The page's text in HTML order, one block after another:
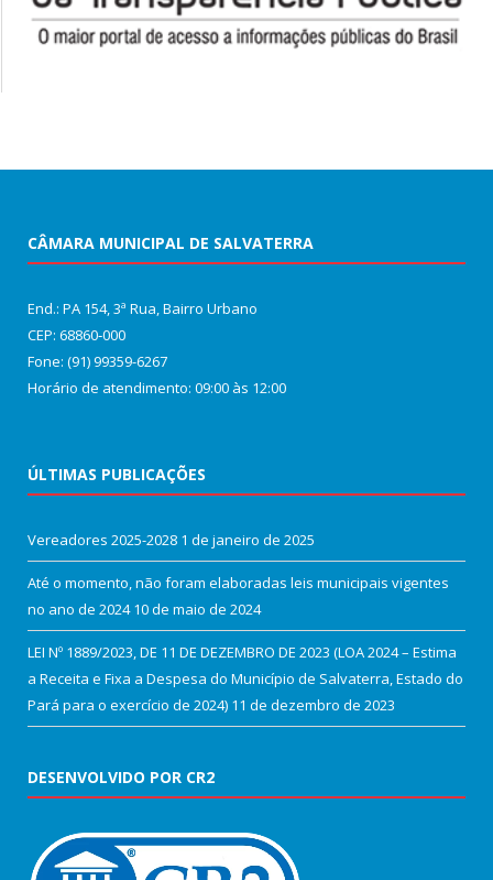
CÂMARA MUNICIPAL DE SALVATERRA
End.: PA 154, 3ª Rua, Bairro Urbano
CEP: 68860‑000
Fone: (91) 99359-6267
Horário de atendimento: 09:00 às 12:00
ÚLTIMAS PUBLICAÇÕES
Vereadores 2025-2028 1 de janeiro de 2025
Até o momento, não foram elaboradas leis municipais vigentes
no ano de 2024 10 de maio de 2024
LEI Nº 1889/2023, DE 11 DE DEZEMBRO DE 2023 (LOA 2024 – Estima
a Receita e Fixa a Despesa do Município de Salvaterra, Estado do
Pará para o exercício de 2024) 11 de dezembro de 2023
DESENVOLVIDO POR CR2